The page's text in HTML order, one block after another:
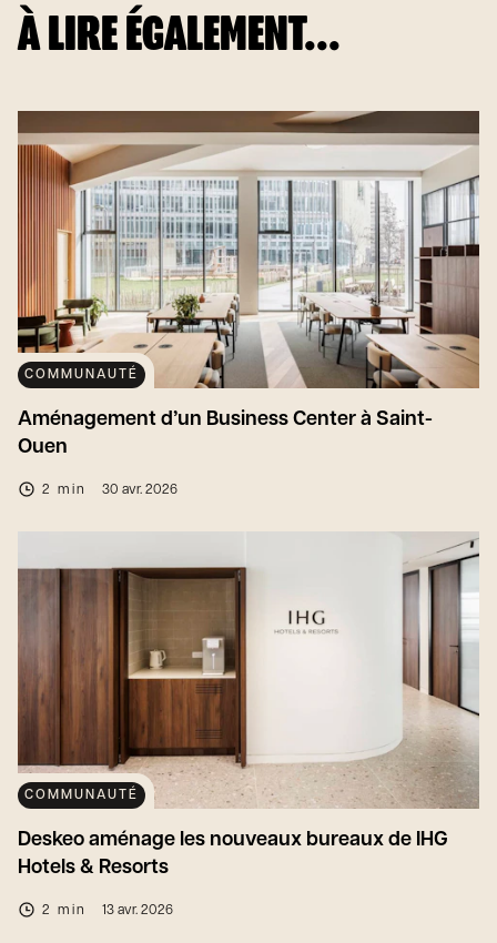
À LIRE ÉGALEMENT...
COMMUNAUTÉ
Aménagement d’un Business Center à Saint-
Ouen
2 min 30 avr. 2026
COMMUNAUTÉ
Deskeo aménage les nouveaux bureaux de IHG
Hotels & Resorts
2 min 13 avr. 2026